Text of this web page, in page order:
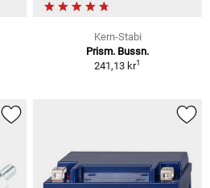
Kern-Stabi
Prism. Bussn.
241,13 kr1